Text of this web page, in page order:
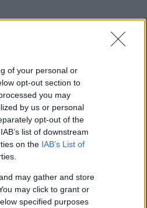
of your personal or
opt-out section to
you may
by us or personal
opt-out of the
list of downstream
on the IAB’s List of
may gather and store
may click to grant or
specified purposes